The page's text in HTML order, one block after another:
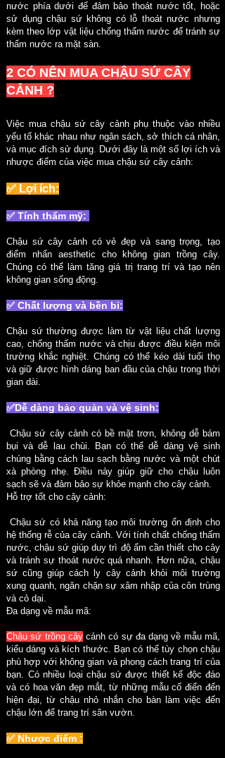
nước phía dưới để đảm bảo thoát nước tốt, hoặc
sử dụng chậu sứ không có lỗ thoát nước nhưng
kèm theo lớp vật liệu chống thấm nước để tránh sự
thấm nước ra mặt sàn.
2 CÓ NÊN MUA CHẬU SỨ CÂY
CẢNH ?
Việc mua chậu sứ cây cảnh phụ thuộc vào nhiều
yếu tố khác nhau như ngân sách, sở thích cá nhân,
và mục đích sử dụng. Dưới đây là một số lợi ích và
nhược điểm của việc mua chậu sứ cây cảnh:
✅ Lợi ích:
✅ Tính thẩm mỹ:
Chậu sứ cây cảnh có vẻ đẹp và sang trọng, tạo
điểm nhấn aesthetic cho không gian trồng cây.
Chúng có thể làm tăng giá trị trang trí và tạo nên
không gian sống động.
✅ Chất lượng và bền bỉ:
Chậu sứ thường được làm từ vật liệu chất lượng
cao, chống thấm nước và chịu được điều kiện môi
trường khắc nghiệt. Chúng có thể kéo dài tuổi thọ
và giữ được hình dáng ban đầu của chậu trong thời
gian dài.
✅Dễ dàng bảo quản và vệ sinh:
Chậu sứ cây cảnh có bề mặt trơn, không dễ bám
bụi và dễ lau chùi. Bạn có thể dễ dàng vệ sinh
chúng bằng cách lau sạch bằng nước và một chút
xà phòng nhẹ. Điều này giúp giữ cho chậu luôn
sạch sẽ và đảm bảo sự khỏe mạnh cho cây cảnh.
Hỗ trợ tốt cho cây cảnh:
Chậu sứ có khả năng tạo môi trường ổn định cho
hệ thống rễ của cây cảnh. Với tính chất chống thấm
nước, chậu sứ giúp duy trì độ ẩm cần thiết cho cây
và tránh sự thoát nước quá nhanh. Hơn nữa, chậu
sứ cũng giúp cách ly cây cảnh khỏi môi trường
xung quanh, ngăn chặn sự xâm nhập của côn trùng
và cỏ dại.
Đa dạng về mẫu mã:
Chậu sứ trồng câycảnh có sự đa dạng về mẫu mã,
kiểu dáng và kích thước. Bạn có thể tùy chọn chậu
phù hợp với không gian và phong cách trang trí của
bạn. Có nhiều loại chậu sứ được thiết kế độc đáo
và có hoa văn đẹp mắt, từ những mẫu cổ điển đến
hiện đại, từ chậu nhỏ nhắn cho bàn làm việc đến
chậu lớn để trang trí sân vườn.
✅ Nhược điểm :